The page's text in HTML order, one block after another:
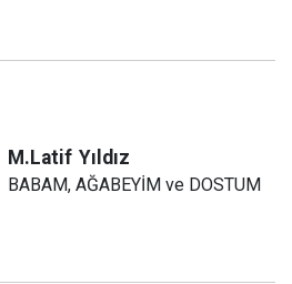
M.Latif Yıldız
BABAM, AĞABEYİM ve DOSTUM